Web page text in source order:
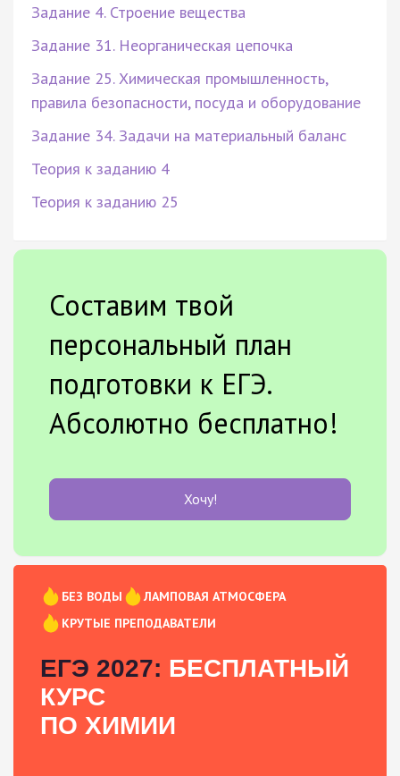
Задание 4. Строение вещества
Задание 31. Неорганическая цепочка
Задание 25. Химическая промышленность,
правила безопасности, посуда и оборудование
Задание 34. Задачи на материальный баланс
Теория к заданию 4
Теория к заданию 25
Составим твой
персональный план
подготовки к ЕГЭ.
Абсолютно бесплатно!
Хочу!
БЕЗ ВОДЫ
ЛАМПОВАЯ АТМОСФЕРА
КРУТЫЕ ПРЕПОДАВАТЕЛИ
ЕГЭ 2027: БЕСПЛАТНЫЙ
КУРС
ПО ХИМИИ